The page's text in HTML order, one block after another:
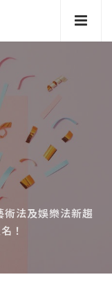
法及娛樂法新趨
！